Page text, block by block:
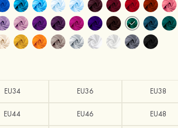
EU34 EU36 EU38
EU44 EU46 EU48